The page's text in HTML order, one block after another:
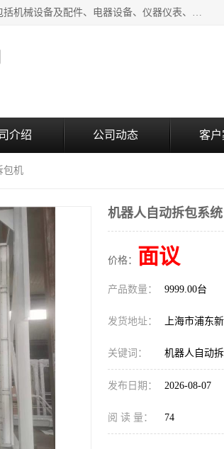
上海拜肯机械设备有限公司成立于2008年，注册地位于上海市浦东新区。经营范围包括机械设备及配件、电器设备、仪器仪表、化工原料及产品、软件及辅助设备，机械设备及配件的制造、加工等；主要产品有：气力输送，小袋倒袋站，吨袋倒袋站，倒桶机，集装箱卸料系统，Z型斗式输送机，螺旋输送机，管链输送机，真空上料机，流化器，配混料系统，软管等。
介绍 公司动态 客户
包机
机器人自动拆包系
价格： 面议
产品数量： 9999.00台
发货地址： 上海市浦东
关键词： 机器人自动
发布日期： 2026-08-07
阅 读 量： 74